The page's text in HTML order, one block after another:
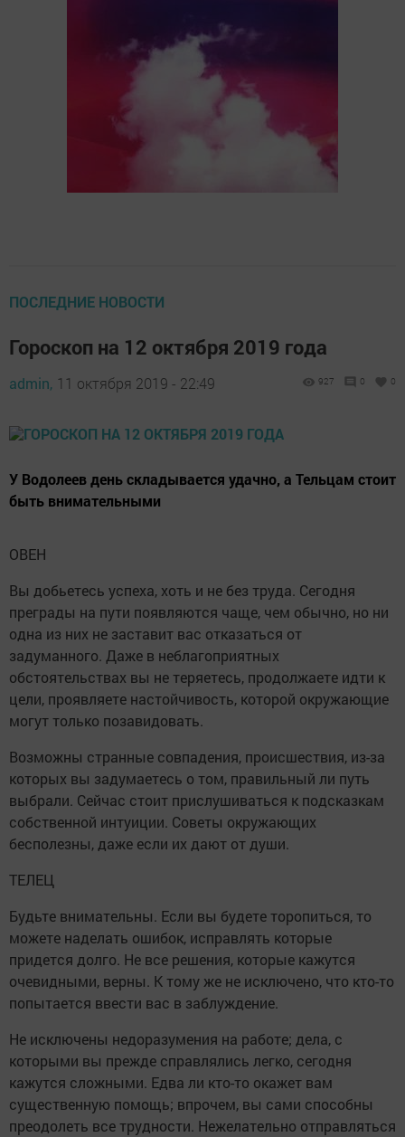
ПОСЛЕДНИЕ НОВОСТИ
Гороскоп на 12 октября 2019 года
admin, 11 октября 2019 - 22:49 927 0 0
У Водолеев день складывается удачно, а Тельцам стоит
быть внимательными
ОВЕН
Вы добьетесь успеха, хоть и не без труда. Сегодня
преграды на пути появляются чаще, чем обычно, но ни
одна из них не заставит вас отказаться от
задуманного. Даже в неблагоприятных
обстоятельствах вы не теряетесь, продолжаете идти к
цели, проявляете настойчивость, которой окружающие
могут только позавидовать.
Возможны странные совпадения, происшествия, из-за
которых вы задумаетесь о том, правильный ли путь
выбрали. Сейчас стоит прислушиваться к подсказкам
собственной интуиции. Советы окружающих
бесполезны, даже если их дают от души.
ТЕЛЕЦ
Будьте внимательны. Если вы будете торопиться, то
можете наделать ошибок, исправлять которые
придется долго. Не все решения, которые кажутся
очевидными, верны. К тому же не исключено, что кто-то
попытается ввести вас в заблуждение.
Не исключены недоразумения на работе; дела, с
которыми вы прежде справлялись легко, сегодня
кажутся сложными. Едва ли кто-то окажет вам
существенную помощь; впрочем, вы сами способны
преодолеть все трудности. Нежелательно отправляться